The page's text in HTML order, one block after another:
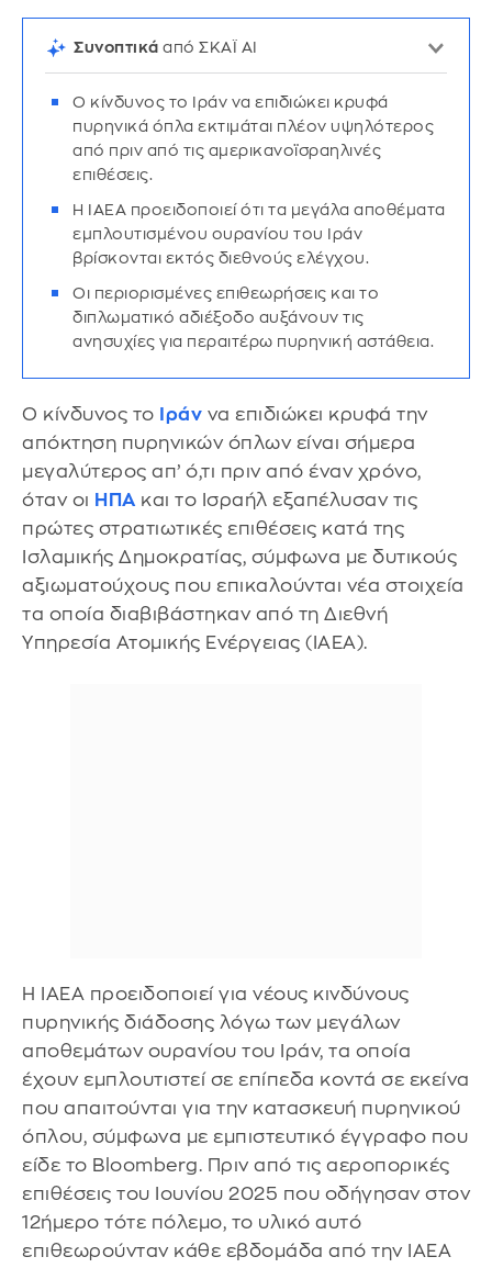
Συνοπτικά από ΣΚΑΪ AI
Ο κίνδυνος το Ιράν να επιδιώκει κρυφά
πυρηνικά όπλα εκτιμάται πλέον υψηλότερος
από πριν από τις αμερικανοϊσραηλινές
επιθέσεις.
Η IAEA προειδοποιεί ότι τα μεγάλα αποθέματα
εμπλουτισμένου ουρανίου του Ιράν
βρίσκονται εκτός διεθνούς ελέγχου.
Οι περιορισμένες επιθεωρήσεις και το
διπλωματικό αδιέξοδο αυξάνουν τις
ανησυχίες για περαιτέρω πυρηνική αστάθεια.
Ο κίνδυνος το Ιράν να επιδιώκει κρυφά την
απόκτηση πυρηνικών όπλων είναι σήμερα
μεγαλύτερος απ’ ό,τι πριν από έναν χρόνο,
όταν οι ΗΠΑ και το Ισραήλ εξαπέλυσαν τις
πρώτες στρατιωτικές επιθέσεις κατά της
Ισλαμικής Δημοκρατίας, σύμφωνα με δυτικούς
αξιωματούχους που επικαλούνται νέα στοιχεία
τα οποία διαβιβάστηκαν από τη Διεθνή
Υπηρεσία Ατομικής Ενέργειας (IAEA).
Η IAEA προειδοποιεί για νέους κινδύνους
πυρηνικής διάδοσης λόγω των μεγάλων
αποθεμάτων ουρανίου του Ιράν, τα οποία
έχουν εμπλουτιστεί σε επίπεδα κοντά σε εκείνα
που απαιτούνται για την κατασκευή πυρηνικού
όπλου, σύμφωνα με εμπιστευτικό έγγραφο που
είδε το Bloomberg. Πριν από τις αεροπορικές
επιθέσεις του Ιουνίου 2025 που οδήγησαν στον
12ήμερο τότε πόλεμο, το υλικό αυτό
επιθεωρούνταν κάθε εβδομάδα από την IAEA